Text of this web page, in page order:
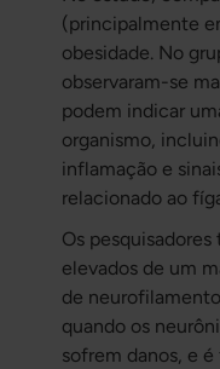
(principalmente
obesidade. No
observaram-se
podem indicar
organismo,
inflamação e
relacionado ao
Os
elevados de um
de
quando os
sofrem danos, e